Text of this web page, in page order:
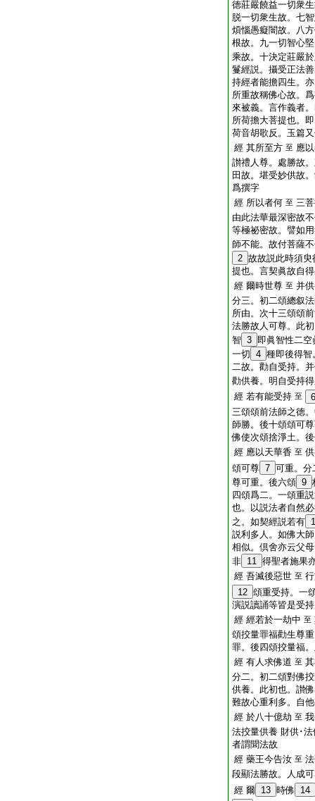
徳莊嚴饒益一切衆
脱一切衆生故。七
煩惱愚癡闇故。八
根故。九一切智心
乘故。十決定莊嚴
鬘經説。攝受正法
持經者能擔四生。
所重故稱佛心故。
來被義。言作義者
所荷擔大菩提也。
荷音胡歌反。玉篇
經 其所至方 至 應
讃禮人尊。處勝故
田故。堪受妙供故
爲撰字
經 所以者何 至 三
由此法華最深密故
等極祕密故。譬如
師不能。故付菩薩
2 故故説此時須
提也。言契眞故自
經 爾時世尊 至 并
分三。初二頌總叙
所由。次十三頌頌
法勝故人可尊。此
智 3 即眞智性二
一切 4 種即後得智
二故。勸自受持。
勸供養。明自受持
經 若有能受持 至
6
三頌頌前法師之徳
師勝。後十頌頌可
佛使次頌捨淨土。
經 應以天華香 至
頌可尊 7 可重。分
尊可重。後六頌 9
四頌爲二。一頌重
也。以説法者自然
之。如契經説若有
説利多人。如佛大
相似。倶舍亦云父
非 11 得聖者施果
經 吾滅後惡世 至
12 頌重受持。一
演説讀誦等皆是受持
經 經若於一劫中 至
頌挍量罪福勸生尊
罪。後四頌挍量福
經 有人求佛道 至
分二。初二頌對佛
供養。此初也。讃
難故心重利多。自
經 於八十億劫 至
法挍量供養 財供･
者謂聞法故
經 藥王今告汝 至
段顯法勝故。人成
經 爾
13 時佛 14